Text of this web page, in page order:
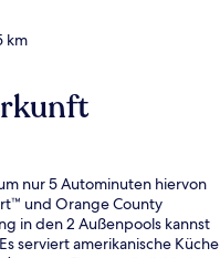
km
nur 5 Autominuten hiervon
und Orange County
in den 2 Außenpools kannst
serviert amerikanische Küche